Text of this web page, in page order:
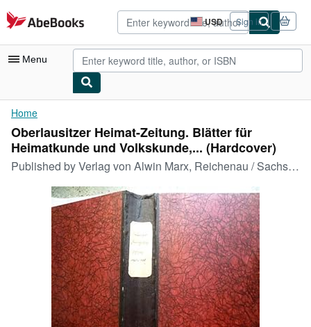
Skip to main content
AbeBooks.com USD
Site
shopping
preferences
Sign in
Menu
My Account
My Purchases
Advanced Search
Browse Collections
Rare Books
Art & Collectibles
Textbooks
Start Selling
Home
Oberlausitzer Heimat-Zeitung. Blätter für
Heimatkunde und Volkskunde,... (Hardcover)
Published byVerlag von Alwin Marx, Reichenau / Sachsen, 1926